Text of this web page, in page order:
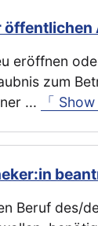
eröffnen
zum
... 「
Beruf des/